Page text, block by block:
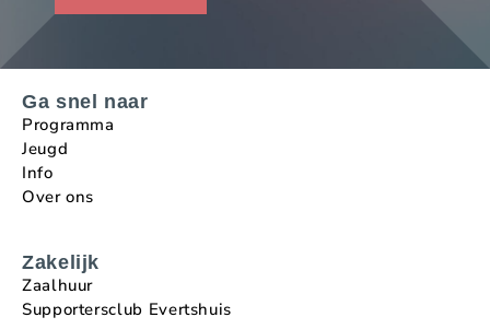
Ga snel naar
Programma
Jeugd
Info
Over ons
Zakelijk
Zaalhuur
Supportersclub Evertshuis